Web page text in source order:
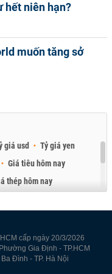
hết niên hạn?
muốn tăng sở
giá usd
Tỷ giá yen
Giá tiêu hôm nay
thép hôm nay
cấp ngày 20/3/2026
Gia Định - TP.HCM
Đình - TP. Hà Nội